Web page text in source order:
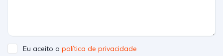
Eu aceito a política de privacidade